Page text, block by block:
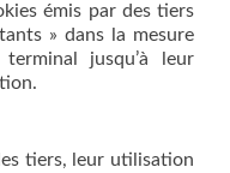
émis par des tiers
» dans la mesure
jusqu’à leur
tiers, leur utilisation